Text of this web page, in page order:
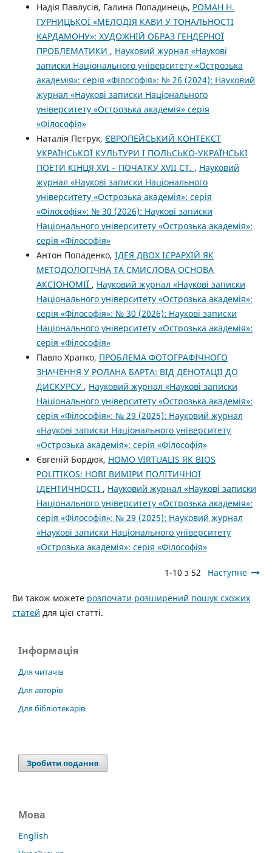
Надія Павлусів, Галина Попадинець, РОМАН Н.
ГУРНИЦЬКОЇ «МЕЛОДІЯ КАВИ У ТОНАЛЬНОСТІ
КАРДАМОНУ»: ХУДОЖНІЙ ОБРАЗ ГЕНДЕРНОЇ
ПРОБЛЕМАТИКИ , Науковий журнал «Наукові
записки Національного університету «Острозька
академія»: серія «Філософія»: № 26 (2024): Науковий
журнал «Наукові записки Національного
університету «Острозька академія» серія
«Філософія»
Наталія Петрук, ЄВРОПЕЙСЬКИЙ КОНТЕКСТ
УКРАЇНСЬКОЇ КУЛЬТУРИ І ПОЛЬСЬКО-УКРАЇНСЬКІ
ПОЕТИ КІНЦЯ XVI – ПОЧАТКУ XVII СТ. , Науковий
журнал «Наукові записки Національного
університету «Острозька академія»: серія
«Філософія»: № 30 (2026): Наукові записки
Національного університету «Острозька академія»:
серія «Філософія»
Антон Попаденко, ІДЕЯ ДВОХ ІЄРАРХІЙ ЯК
МЕТОДОЛОГІЧНА ТА СМИСЛОВА ОСНОВА
АКСІОНОМІЇ , Науковий журнал «Наукові записки
Національного університету «Острозька академія»:
серія «Філософія»: № 30 (2026): Наукові записки
Національного університету «Острозька академія»:
серія «Філософія»
Павло Храпко, ПРОБЛЕМА ФОТОГРАФІЧНОГО
ЗНАЧЕННЯ У РОЛАНА БАРТА: ВІД ДЕНОТАЦІЇ ДО
ДИСКУРСУ , Науковий журнал «Наукові записки
Національного університету «Острозька академія»:
серія «Філософія»: № 29 (2025): Науковий журнал
«Наукові записки Національного університету
«Острозька академія»: серія «Філософія»
Євгеній Бордюк, HOMO VIRTUALIS ЯК BIOS
POLITIKOS: НОВІ ВИМІРИ ПОЛІТИЧНОЇ
ІДЕНТИЧНОСТІ , Науковий журнал «Наукові записки
Національного університету «Острозька академія»:
серія «Філософія»: № 29 (2025): Науковий журнал
«Наукові записки Національного університету
«Острозька академія»: серія «Філософія»
1-10 з 52 Наступне
Ви також можете розпочати розширений пошук схожих
статей для цієї статті.
Інформація
Для читачів
Для авторів
Для бібліотекарів
Зробити подання
Мова
English